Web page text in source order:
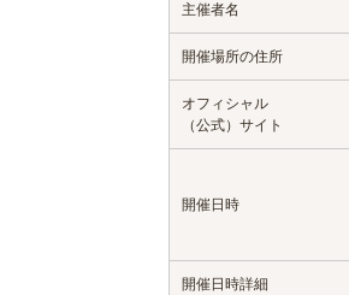
主催者名
開催場所の住所
オフィシャル
（公式）サイト
開催日時
開催日時詳細